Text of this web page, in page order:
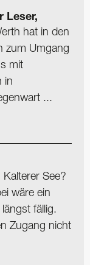
Leser,
hat in den
zum Umgang
mit
in
...
See?
wäre ein
fällig.
Zugang nicht